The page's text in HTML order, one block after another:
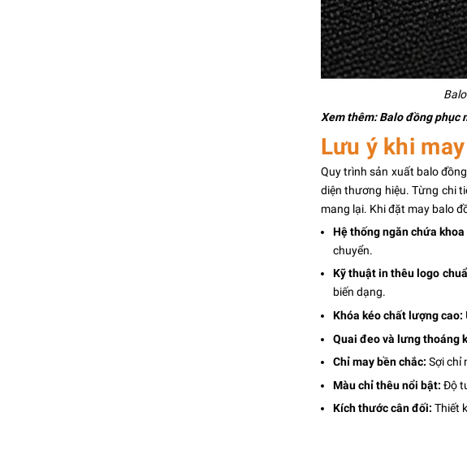
Xem thêm:Balo đồng phục
Lưu ý khi
Quy trình sản xuất balo
diện thương hiệu. Từng chi
mang lại. Khi đặt may balo
Hệ thống ngăn chứa khoa
chuyển.
Kỹ thuật in thêu logo
biến dạng.
Khóa kéo chất lượng cao:
Quai đeo và lưng thoáng
Chỉ may bền chắc: Sợi chỉ
Màu chỉ thêu nổi bật: Độ
Kích thước cân đối: Thiết